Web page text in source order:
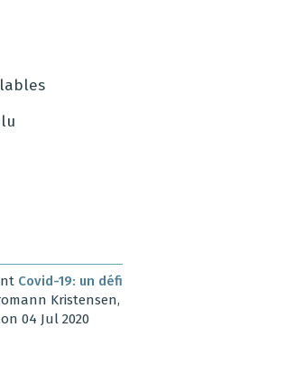
Covid-19: un défi
Kristensen,
04 Jul 2020